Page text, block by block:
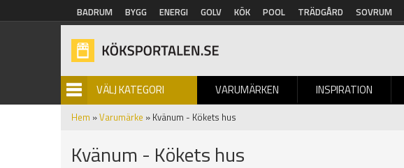
Hoppa till huvudinnehåll
BADRUM BYGG ENERGI GOLV KÖK POOL TRÄDGÅRD SOVRUM
VÄLJ KATEGORI VARUMÄRKEN INSPIRATION
BILDGALLERI
Hem »Varumärke » Kvänum - Kökets hus
Kvänum - Kökets hus